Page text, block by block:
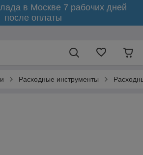
в Москве 7 рабочих дней
после оплаты
Расходные инструменты